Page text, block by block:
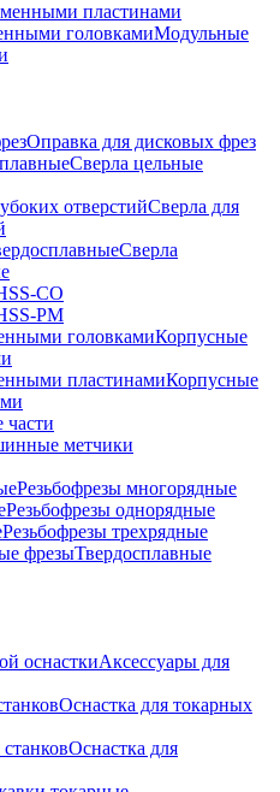
пластинами
Модульные
Оправка для дисковых фрез
Сверла цельные
Сверла для
Сверла
CO
PM
Корпусные
Корпусные
части
метчики
Резьбофрезы многорядные
Резьбофрезы однорядные
Резьбофрезы трехрядные
Твердосплавные
Аксессуары для
Оснастка для токарных
Оснастка для